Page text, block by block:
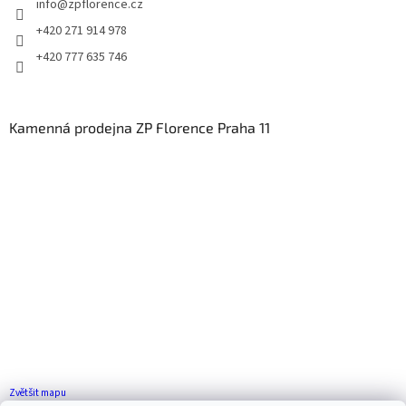
info@zpflorence.cz
+420 271 914 978
+420 777 635 746
Kamenná prodejna ZP Florence Praha 11
Zvětšit mapu